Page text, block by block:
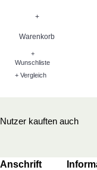
+
Warenkorb
+
Wunschliste
+ Vergleich
Nutzer kauften auch
Anschrift